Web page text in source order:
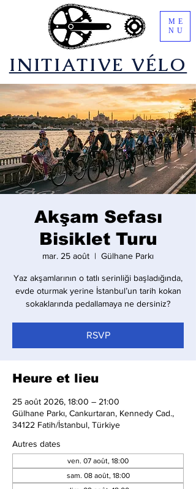
​INITIATIVE VÉLO
ME
NU
Akşam Sefası
Bisiklet Turu
mar. 25 août
  |
Gülhane Parkı
Yaz akşamlarının o tatlı serinliği başladığında,
evde oturmak yerine İstanbul’un tarih kokan
sokaklarında pedallamaya ne dersiniz?
RSVP
Heure et lieu
25 août 2026, 18:00 – 21:00
Gülhane Parkı, Cankurtaran, Kennedy Cad.,
34122 Fatih/İstanbul, Türkiye
Autres dates
ven. 07 août, 18:00
sam. 08 août, 18:00